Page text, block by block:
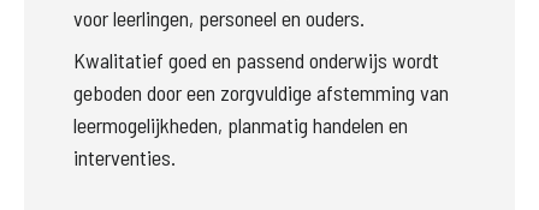
voor leerlingen, personeel en ouders.
Kwalitatief goed en passend onderwijs wordt
geboden door een zorgvuldige afstemming van
leermogelijkheden, planmatig handelen en
interventies.